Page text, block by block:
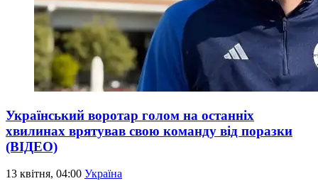
Український воротар голом на останніх
хвилинах врятував свою команду від поразки
(ВІДЕО)
13 квітня, 04:00 Україна